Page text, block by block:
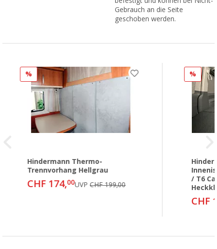
Gebrauch an die Seite
geschoben werden.
%
Hindermann Thermo-
Trennvorhang Hellgrau
CHF 174,00UVPCHF 199,00
%
/ T6
CHF